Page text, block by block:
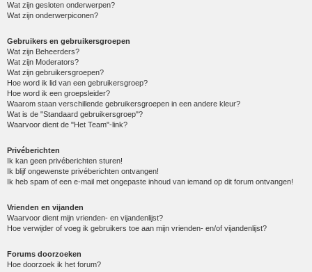
Wat zijn gesloten onderwerpen?
Wat zijn onderwerpiconen?
Gebruikers en gebruikersgroepen
Wat zijn Beheerders?
Wat zijn Moderators?
Wat zijn gebruikersgroepen?
Hoe word ik lid van een gebruikersgroep?
Hoe word ik een groepsleider?
Waarom staan verschillende gebruikersgroepen in een andere kleur?
Wat is de "Standaard gebruikersgroep"?
Waarvoor dient de "Het Team"-link?
Privéberichten
Ik kan geen privéberichten sturen!
Ik blijf ongewenste privéberichten ontvangen!
Ik heb spam of een e-mail met ongepaste inhoud van iemand op dit forum ontvangen!
Vrienden en vijanden
Waarvoor dient mijn vrienden- en vijandenlijst?
Hoe verwijder of voeg ik gebruikers toe aan mijn vrienden- en/of vijandenlijst?
Forums doorzoeken
Hoe doorzoek ik het forum?